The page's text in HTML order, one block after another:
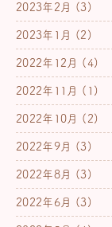
2023年2月 (3)
2023年1月 (2)
2022年12月 (4)
2022年11月 (1)
2022年10月 (2)
2022年9月 (3)
2022年8月 (3)
2022年6月 (3)